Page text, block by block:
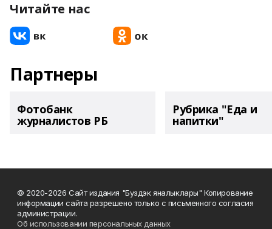
Читайте нас
Партнеры
Фотобанк
журналистов РБ
Рубрика "Еда и
напитки"
© 2020-2026 Сайт издания "Буздэк яналыклары" Копирование
информации сайта разрешено только с письменного согласия
администрации.
Об использовании персональных данных